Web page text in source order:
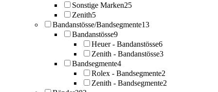
Sonstige Marken25
Zenith5
Bandanstösse/Bandsegmente13
Bandanstösse9
Heuer - Bandanstösse6
Zenith - Bandanstösse3
Bandsegmente4
Rolex - Bandsegmente2
Zenith - Bandsegmente2